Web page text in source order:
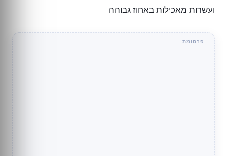
ועשרות מאכילות באחוז גבוהה